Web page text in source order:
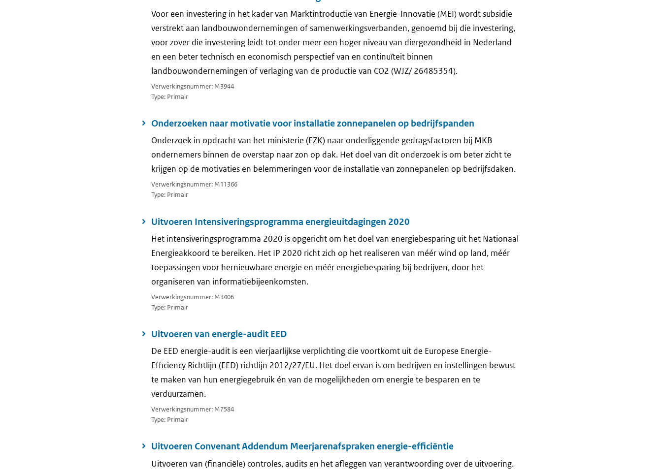
Voor een investering in het kader van Marktintroductie van Energie-Innovatie (MEI) wordt subsidie
verstrekt aan landbouwondernemingen of samenwerkingsverbanden, genoemd bij die investering,
voor zover die investering leidt tot onder meer een hoger niveau van diergezondheid in Nederland
en een beter technisch en economisch perspectief van en continuïteit binnen
landbouwondernemingen of verlaging van de productie van CO2 (WJZ/ 26485354).
Verwerkingsnummer: M3944
Type: Primair
Onderzoeken naar motivatie voor installatie zonnepanelen op bedrijfspanden
Onderzoek in opdracht van het ministerie (EZK) naar onderliggende gedragsfactoren bij MKB
ondernemers binnen de overstap naar zon op dak. Het doel van dit onderzoek is om beter zicht te
krijgen op de motivaties en belemmeringen voor de installatie van zonnepanelen op bedrijfsdaken.
Verwerkingsnummer: M11366
Type: Primair
Uitvoeren Intensiveringsprogramma energieuitdagingen 2020
Het intensiveringsprogramma 2020 is opgericht om het doel van energiebesparing uit het Nationaal
Energieakkoord te bereiken. Het IP 2020 richt zich op het realiseren van méér wind op land, méér
toepassingen voor hernieuwbare energie en méér energiebesparing bij bedrijven, door het
organiseren van informatiebijeenkomsten.
Verwerkingsnummer: M3406
Type: Primair
Uitvoeren van energie-audit EED
De EED energie-audit is een vierjaarlijkse verplichting die voortkomt uit de Europese Energie-
Efficiency Richtlijn (EED) richtlijn 2012/27/EU. Het doel ervan is om bedrijven en instellingen bewust
te maken van hun energiegebruik én van de mogelijkheden om energie te besparen en te
verduurzamen.
Verwerkingsnummer: M7584
Type: Primair
Uitvoeren Convenant Addendum Meerjarenafspraken energie-efficiëntie
Uitvoeren van (financiële) controles, audits en het afleggen van verantwoording over de uitvoering.